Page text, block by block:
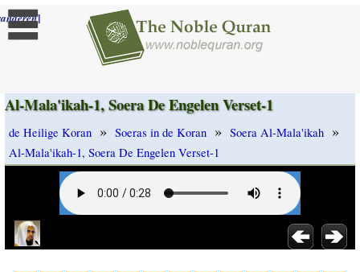
]
Al-Mala'ikah-1, Soera De Engelen Verset-1
de Heilige Koran » Soeras in de Koran » Soera Al-Mala'ikah »
Al-Mala'ikah-1, Soera De Engelen Verset-1